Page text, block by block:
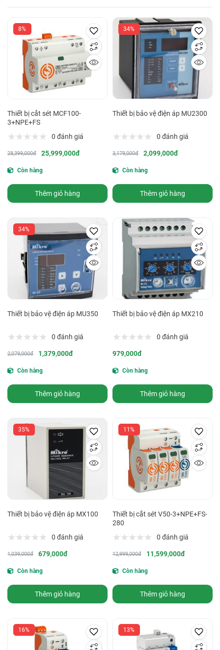
8%
Thiết bị cắt sét MCF100-
3+NPE+FS
0 đánh giá
28,399,000đ 25,999,000đ
Còn hàng
Thêm giỏ hàng
34%
Thiết bị bảo vệ điện áp MU2300
0 đánh giá
3,179,000đ 2,099,000đ
Còn hàng
Thêm giỏ hàng
34%
Thiết bị bảo vệ điện áp MU350
0 đánh giá
2,079,000đ 1,379,000đ
Còn hàng
Thêm giỏ hàng
Thiết bị bảo vệ điện áp MX210
0 đánh giá
979,000đ
Còn hàng
Thêm giỏ hàng
35%
Thiết bị bảo vệ điện áp MX100
0 đánh giá
1,039,000đ 679,000đ
Còn hàng
Thêm giỏ hàng
11%
Thiết bị cắt sét V50-3+NPE+FS-
280
0 đánh giá
12,999,000đ 11,599,000đ
Còn hàng
Thêm giỏ hàng
16% 13%